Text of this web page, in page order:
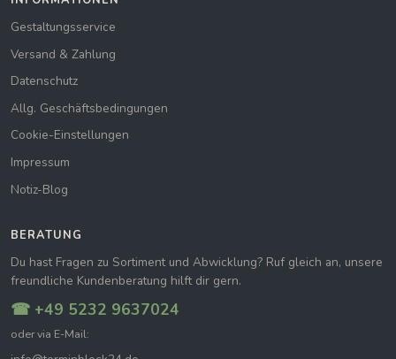
Gestaltungsservice
Versand & Zahlung
Datenschutz
Allg. Geschäftsbedingungen
Cookie-Einstellungen
Impressum
Notiz-Blog
BERATUNG
Du hast Fragen zu Sortiment und Abwicklung? Ruf gleich an, unsere
freundliche Kundenberatung hilft dir gern.
☎ +49 5232 9637024
oder via E-Mail: